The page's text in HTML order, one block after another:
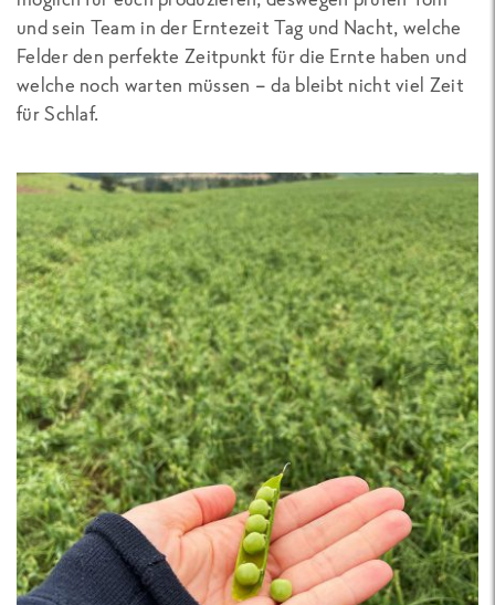
und sein Team in der Erntezeit Tag und Nacht, welche
Felder den perfekte Zeitpunkt für die Ernte haben und
welche noch warten müssen – da bleibt nicht viel Zeit
für Schlaf.